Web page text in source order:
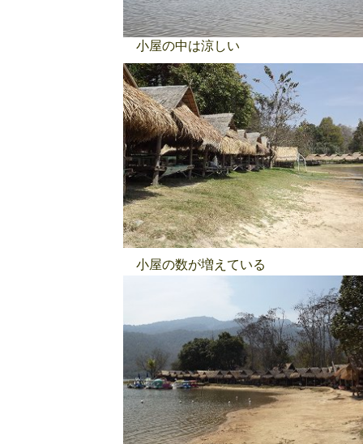
小屋の中は涼しい
小屋の数が増えている